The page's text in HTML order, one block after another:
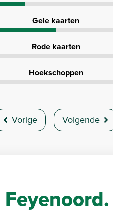
Gele kaarten
Rode kaarten
Hoekschoppen
Vorige Volgende
Feyenoord.